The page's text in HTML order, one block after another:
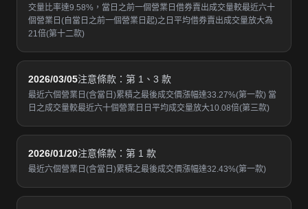
交量比率達9.58%，當日之前一個營業日借券賣出成交量較最近六十
個營業日(自當日之前一個營業日起)之日平均借券賣出成交量放大為
21倍(第十二款)
2026/03/05注意條款：第 1、3 款
最近六個營業日(含當日)累積之最後成交價漲幅達33.27%(第一款) 當
日之成交量較最近六十個營業日日平均成交量放大10.08倍(第三款)
2026/01/20注意條款：第 1 款
最近六個營業日(含當日)累積之最後成交價漲幅達32.43%(第一款)